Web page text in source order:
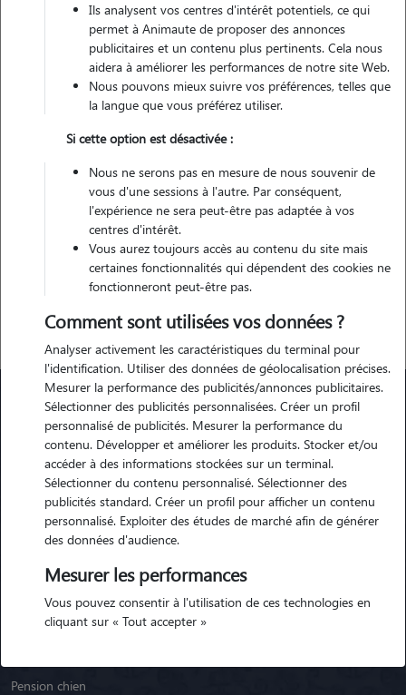
Garde animaux France Grand-Est Marne Suippes
Pas encore de petsitters disponibles
Toutes nos petsitters à Suippes
Tous les cat sitters à Suippes
Tous les dog sitters à Suippes
Animaute
Garde Chien
Garde Chat
Garde Nac
Races de chiens
Pension chien
Ils analysent vos centres d'intérêt potentiels, ce qui
permet à Animaute de proposer des annonces
publicitaires et un contenu plus pertinents. Cela nous
aidera à améliorer les performances de notre site Web.
Nous pouvons mieux suivre vos préférences, telles que
la langue que vous préférez utiliser.
Si cette option est désactivée :
Nous ne serons pas en mesure de nous souvenir de
vous d'une sessions à l'autre. Par conséquent,
l'expérience ne sera peut-être pas adaptée à vos
centres d'intérêt.
Vous aurez toujours accès au contenu du site mais
certaines fonctionnalités qui dépendent des cookies ne
fonctionneront peut-être pas.
Comment sont utilisées vos données ?
Analyser activement les caractéristiques du terminal pour
l'identification. Utiliser des données de géolocalisation précises.
Mesurer la performance des publicités/annonces publicitaires.
Sélectionner des publicités personnalisées. Créer un profil
personnalisé de publicités. Mesurer la performance du
contenu. Développer et améliorer les produits. Stocker et/ou
accéder à des informations stockées sur un terminal.
Sélectionner du contenu personnalisé. Sélectionner des
publicités standard. Créer un profil pour afficher un contenu
personnalisé. Exploiter des études de marché afin de générer
des données d'audience.
Mesurer les performances
Vous pouvez consentir à l'utilisation de ces technologies en
cliquant sur « Tout accepter »